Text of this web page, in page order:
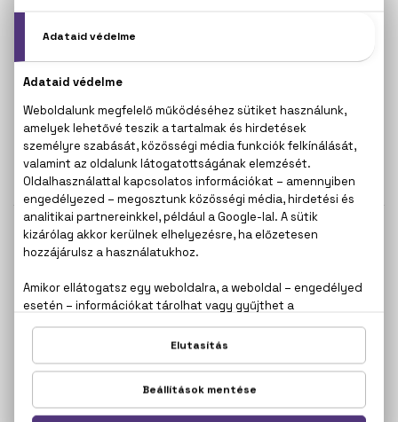
BVLGARI
Omnia Coral
Eau De Toilette
34.500 Ft
BVLGARI
Omnia Crystalline
Eau De Parfum
32.700 Ft -tól
BVLGARI
Omnia Crystalline
Eau De Toilette
BVLGARI
Omnia Golden Citrine
Eau De Toilette